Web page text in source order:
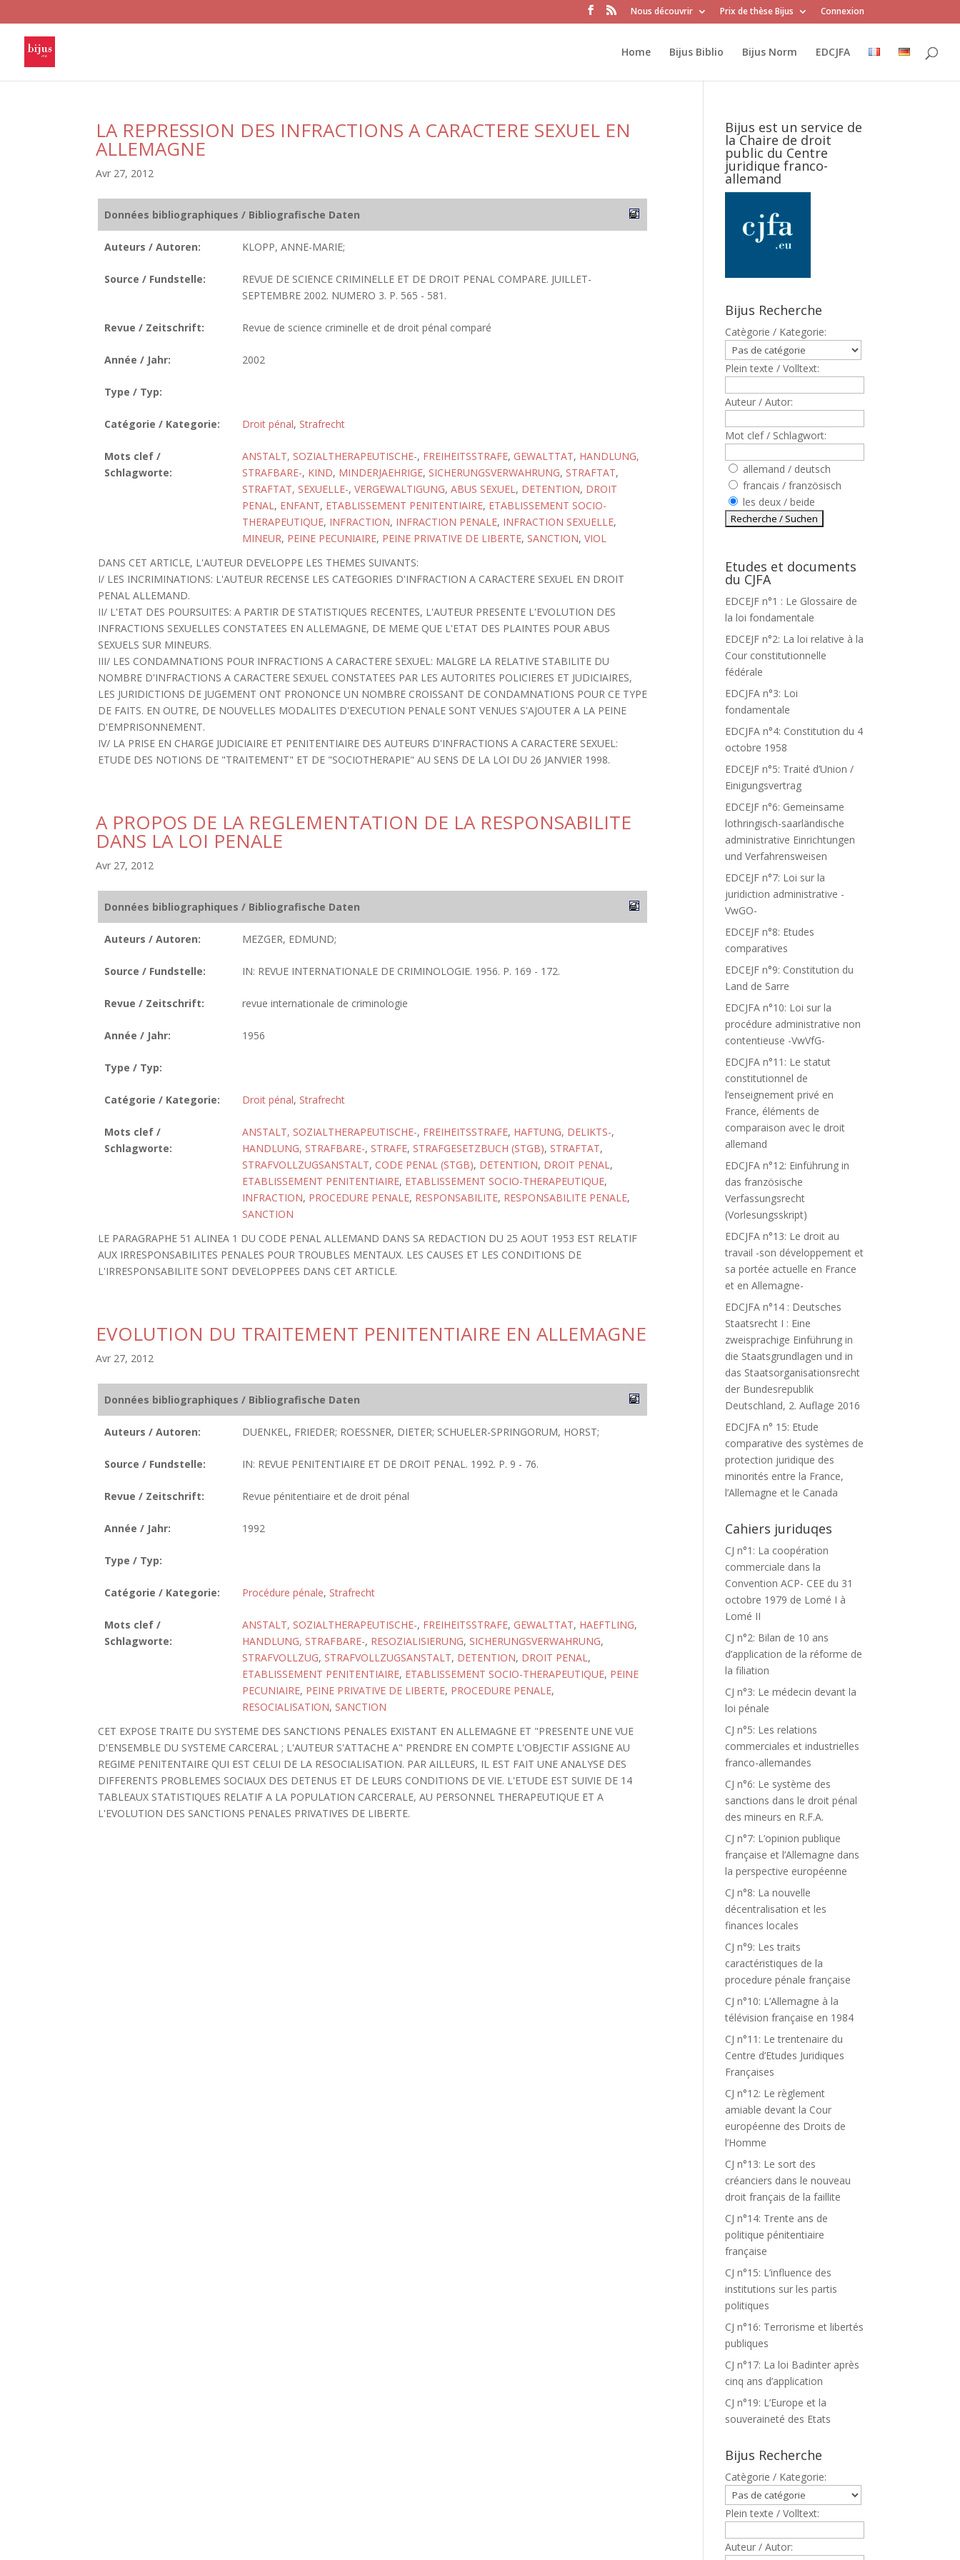
Nous découvrir Prix de thèse Bijus Connexion
Home Bijus Biblio Bijus Norm EDCJFA
LA REPRESSION DES INFRACTIONS A CARACTERE SEXUEL EN
ALLEMAGNE
Avr 27, 2012
Données bibliographiques / Bibliografische Daten
Auteurs / Autoren: KLOPP, ANNE-MARIE;
Source / Fundstelle:
REVUE DE SCIENCE CRIMINELLE ET DE DROIT PENAL COMPARE. JUILLET-
SEPTEMBRE 2002. NUMERO 3. P. 565 - 581.
Revue / Zeitschrift: Revue de science criminelle et de droit pénal comparé
Année / Jahr: 2002
Type / Typ:
Catégorie / Kategorie: Droit pénal, Strafrecht
Mots clef /
Schlagworte:
ANSTALT, SOZIALTHERAPEUTISCHE-, FREIHEITSSTRAFE, GEWALTTAT, HANDLUNG,
STRAFBARE-, KIND, MINDERJAEHRIGE, SICHERUNGSVERWAHRUNG, STRAFTAT,
STRAFTAT, SEXUELLE-, VERGEWALTIGUNG, ABUS SEXUEL, DETENTION, DROIT
PENAL, ENFANT, ETABLISSEMENT PENITENTIAIRE, ETABLISSEMENT SOCIO-
THERAPEUTIQUE, INFRACTION, INFRACTION PENALE, INFRACTION SEXUELLE,
MINEUR, PEINE PECUNIAIRE, PEINE PRIVATIVE DE LIBERTE, SANCTION, VIOL
DANS CET ARTICLE, L'AUTEUR DEVELOPPE LES THEMES SUIVANTS:
I/ LES INCRIMINATIONS: L'AUTEUR RECENSE LES CATEGORIES D'INFRACTION A CARACTERE SEXUEL EN DROIT
PENAL ALLEMAND.
II/ L'ETAT DES POURSUITES: A PARTIR DE STATISTIQUES RECENTES, L'AUTEUR PRESENTE L'EVOLUTION DES
INFRACTIONS SEXUELLES CONSTATEES EN ALLEMAGNE, DE MEME QUE L'ETAT DES PLAINTES POUR ABUS
SEXUELS SUR MINEURS.
III/ LES CONDAMNATIONS POUR INFRACTIONS A CARACTERE SEXUEL: MALGRE LA RELATIVE STABILITE DU
NOMBRE D'INFRACTIONS A CARACTERE SEXUEL CONSTATEES PAR LES AUTORITES POLICIERES ET JUDICIAIRES,
LES JURIDICTIONS DE JUGEMENT ONT PRONONCE UN NOMBRE CROISSANT DE CONDAMNATIONS POUR CE TYPE
DE FAITS. EN OUTRE, DE NOUVELLES MODALITES D'EXECUTION PENALE SONT VENUES S'AJOUTER A LA PEINE
D'EMPRISONNEMENT.
IV/ LA PRISE EN CHARGE JUDICIAIRE ET PENITENTIAIRE DES AUTEURS D'INFRACTIONS A CARACTERE SEXUEL:
ETUDE DES NOTIONS DE "TRAITEMENT" ET DE "SOCIOTHERAPIE" AU SENS DE LA LOI DU 26 JANVIER 1998.
A PROPOS DE LA REGLEMENTATION DE LA RESPONSABILITE
DANS LA LOI PENALE
Avr 27, 2012
Données bibliographiques / Bibliografische Daten
Auteurs / Autoren: MEZGER, EDMUND;
Source / Fundstelle: IN: REVUE INTERNATIONALE DE CRIMINOLOGIE. 1956. P. 169 - 172.
Revue / Zeitschrift: revue internationale de criminologie
Année / Jahr: 1956
Type / Typ:
Catégorie / Kategorie: Droit pénal, Strafrecht
Mots clef /
Schlagworte:
ANSTALT, SOZIALTHERAPEUTISCHE-, FREIHEITSSTRAFE, HAFTUNG, DELIKTS-,
HANDLUNG, STRAFBARE-, STRAFE, STRAFGESETZBUCH (STGB), STRAFTAT,
STRAFVOLLZUGSANSTALT, CODE PENAL (STGB), DETENTION, DROIT PENAL,
ETABLISSEMENT PENITENTIAIRE, ETABLISSEMENT SOCIO-THERAPEUTIQUE,
INFRACTION, PROCEDURE PENALE, RESPONSABILITE, RESPONSABILITE PENALE,
SANCTION
LE PARAGRAPHE 51 ALINEA 1 DU CODE PENAL ALLEMAND DANS SA REDACTION DU 25 AOUT 1953 EST RELATIF
AUX IRRESPONSABILITES PENALES POUR TROUBLES MENTAUX. LES CAUSES ET LES CONDITIONS DE
L'IRRESPONSABILITE SONT DEVELOPPEES DANS CET ARTICLE.
EVOLUTION DU TRAITEMENT PENITENTIAIRE EN ALLEMAGNE
Avr 27, 2012
Données bibliographiques / Bibliografische Daten
Auteurs / Autoren: DUENKEL, FRIEDER; ROESSNER, DIETER; SCHUELER-SPRINGORUM, HORST;
Source / Fundstelle: IN: REVUE PENITENTIAIRE ET DE DROIT PENAL. 1992. P. 9 - 76.
Revue / Zeitschrift: Revue pénitentiaire et de droit pénal
Année / Jahr: 1992
Type / Typ:
Catégorie / Kategorie: Procédure pénale, Strafrecht
Mots clef /
Schlagworte:
ANSTALT, SOZIALTHERAPEUTISCHE-, FREIHEITSSTRAFE, GEWALTTAT, HAEFTLING,
HANDLUNG, STRAFBARE-, RESOZIALISIERUNG, SICHERUNGSVERWAHRUNG,
STRAFVOLLZUG, STRAFVOLLZUGSANSTALT, DETENTION, DROIT PENAL,
ETABLISSEMENT PENITENTIAIRE, ETABLISSEMENT SOCIO-THERAPEUTIQUE, PEINE
PECUNIAIRE, PEINE PRIVATIVE DE LIBERTE, PROCEDURE PENALE,
RESOCIALISATION, SANCTION
CET EXPOSE TRAITE DU SYSTEME DES SANCTIONS PENALES EXISTANT EN ALLEMAGNE ET "PRESENTE UNE VUE
D'ENSEMBLE DU SYSTEME CARCERAL ; L'AUTEUR S'ATTACHE A" PRENDRE EN COMPTE L'OBJECTIF ASSIGNE AU
REGIME PENITENTAIRE QUI EST CELUI DE LA RESOCIALISATION. PAR AILLEURS, IL EST FAIT UNE ANALYSE DES
DIFFERENTS PROBLEMES SOCIAUX DES DETENUS ET DE LEURS CONDITIONS DE VIE. L'ETUDE EST SUIVIE DE 14
TABLEAUX STATISTIQUES RELATIF A LA POPULATION CARCERALE, AU PERSONNEL THERAPEUTIQUE ET A
L'EVOLUTION DES SANCTIONS PENALES PRIVATIVES DE LIBERTE.
Bijus est un service de
la Chaire de droit
public du Centre
juridique franco-
allemand
Bijus Recherche
Catègorie / Kategorie:
Plein texte / Volltext:
Auteur / Autor:
Mot clef / Schlagwort:
allemand / deutsch
francais / französisch
les deux / beide
Etudes et documents
du CJFA
EDCEJF n°1 : Le Glossaire de
la loi fondamentale
EDCEJF n°2: La loi relative à la
Cour constitutionnelle
fédérale
EDCJFA n°3: Loi
fondamentale
EDCJFA n°4: Constitution du 4
octobre 1958
EDCEJF n°5: Traité d’Union /
Einigungsvertrag
EDCEJF n°6: Gemeinsame
lothringisch-saarländische
administrative Einrichtungen
und Verfahrensweisen
EDCEJF n°7: Loi sur la
juridiction administrative -
VwGO-
EDCEJF n°8: Etudes
comparatives
EDCEJF n°9: Constitution du
Land de Sarre
EDCJFA n°10: Loi sur la
procédure administrative non
contentieuse -VwVfG-
EDCJFA n°11: Le statut
constitutionnel de
l’enseignement privé en
France, éléments de
comparaison avec le droit
allemand
EDCJFA n°12: Einführung in
das französische
Verfassungsrecht
(Vorlesungsskript)
EDCJFA n°13: Le droit au
travail -son développement et
sa portée actuelle en France
et en Allemagne-
EDCJFA n°14 : Deutsches
Staatsrecht I : Eine
zweisprachige Einführung in
die Staatsgrundlagen und in
das Staatsorganisationsrecht
der Bundesrepublik
Deutschland, 2. Auflage 2016
EDCJFA n° 15: Etude
comparative des systèmes de
protection juridique des
minorités entre la France,
l’Allemagne et le Canada
Cahiers juriduqes
CJ n°1: La coopération
commerciale dans la
Convention ACP- CEE du 31
octobre 1979 de Lomé I à
Lomé II
CJ n°2: Bilan de 10 ans
d’application de la réforme de
la filiation
CJ n°3: Le médecin devant la
loi pénale
CJ n°5: Les relations
commerciales et industrielles
franco-allemandes
CJ n°6: Le système des
sanctions dans le droit pénal
des mineurs en R.F.A.
CJ n°7: L’opinion publique
française et l’Allemagne dans
la perspective européenne
CJ n°8: La nouvelle
décentralisation et les
finances locales
CJ n°9: Les traits
caractéristiques de la
procedure pénale française
CJ n°10: L’Allemagne à la
télévision française en 1984
CJ n°11: Le trentenaire du
Centre d’Etudes Juridiques
Françaises
CJ n°12: Le règlement
amiable devant la Cour
européenne des Droits de
l’Homme
CJ n°13: Le sort des
créanciers dans le nouveau
droit français de la faillite
CJ n°14: Trente ans de
politique pénitentiaire
française
CJ n°15: L’influence des
institutions sur les partis
politiques
CJ n°16: Terrorisme et libertés
publiques
CJ n°17: La loi Badinter après
cinq ans d’application
CJ n°19: L’Europe et la
souveraineté des Etats
Bijus Recherche
Catègorie / Kategorie:
Plein texte / Volltext:
Auteur / Autor: